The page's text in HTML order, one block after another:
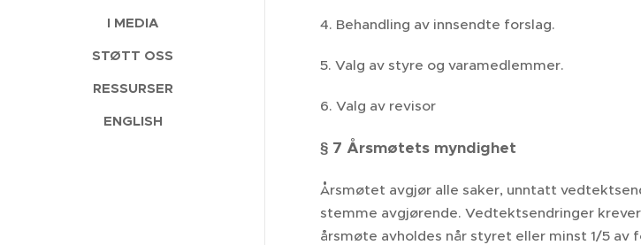
I MEDIA
STØTT OSS
RESSURSER
ENGLISH
4. Behandling av innsendte forslag.
5. Valg av styre og varamedlemmer.
6. Valg av revisor
§ 7 Årsmøtets myndighet
Årsmøtet avgjør alle saker, unntatt
stemme avgjørende. Vedtektsendringer
årsmøte avholdes når styret eller minst 1/5 av